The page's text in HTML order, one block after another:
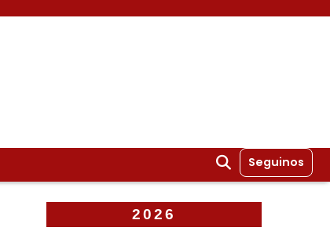
Seguinos
2026